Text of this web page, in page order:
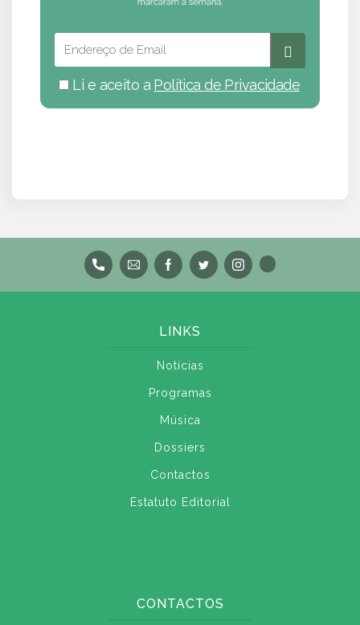
Li e aceito a Política de Privacidade
LINKS
Notícias
Programas
Música
Dossiers
Contactos
Estatuto Editorial
CONTACTOS